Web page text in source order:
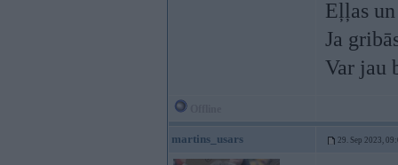
Eļļas
Ja
Var jau
martins_usars 29. Sep 2023,